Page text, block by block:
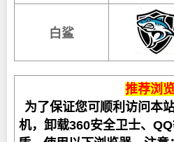
白鲨
推荐浏
为了保证您可顺利访问本
机，卸载360安全卫士、